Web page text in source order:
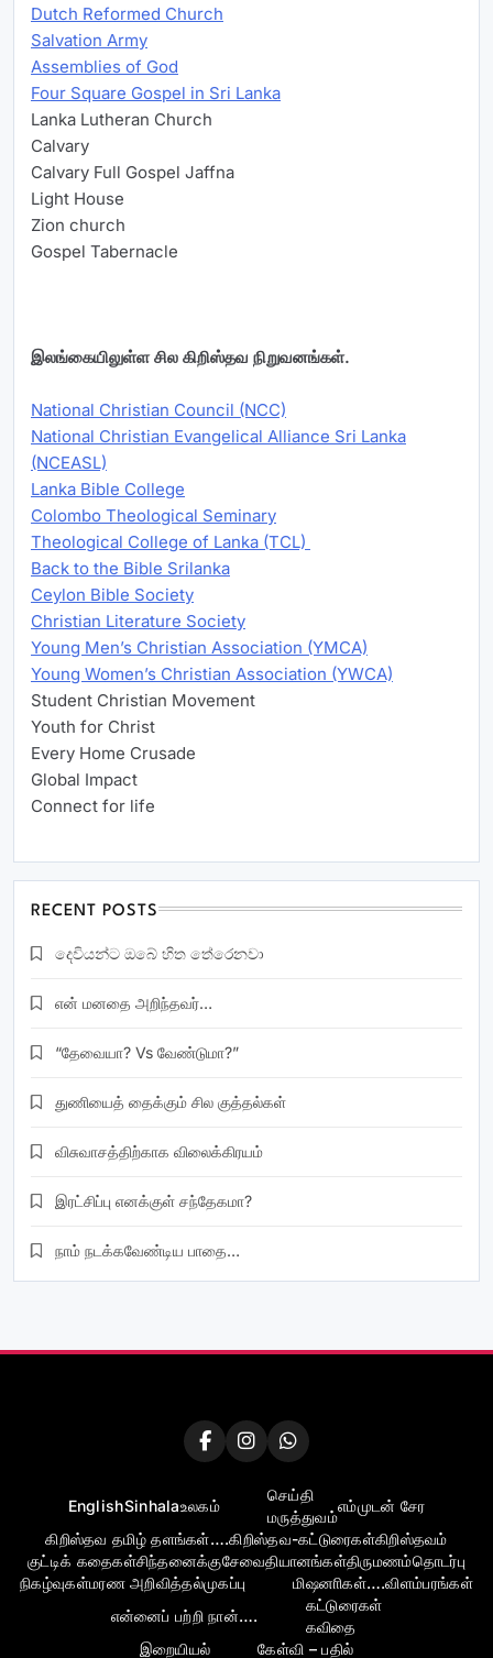
Dutch Reformed Church
Salvation Army
Assemblies of God
Four Square Gospel in Sri Lanka
Lanka Lutheran Church
Calvary
Calvary Full Gospel Jaffna
Light House
Zion church
Gospel Tabernacle
இலங்கையிலுள்ள சில கிறிஸ்தவ நிறுவனங்கள்.
National Christian Council (NCC)
National Christian Evangelical Alliance Sri Lanka
(NCEASL)
Lanka Bible College
Colombo Theological Seminary
Theological College of Lanka (TCL)
Back to the Bible Srilanka
Ceylon Bible Society
Christian Literature Society
Young Men’s Christian Association (YMCA)
Young Women’s Christian Association (YWCA)
Student Christian Movement
Youth for Christ
Every Home Crusade
Global Impact
Connect for life
RECENT POSTS
දෙවියන්ට ඔබේ හිත තේරෙනවා
என் மனதை அறிந்தவர்…
“தேவையா? Vs வேண்டுமா?”
துணியைத் தைக்கும் சில குத்தல்கள்
விசுவாசத்திற்காக விலைக்கிரயம்
இரட்சிப்பு எனக்குள் சந்தேகமா?
நாம் நடக்கவேண்டிய பாதை…
EnglishSinhalaஉலகம்
செய்தி
மருத்துவம்
எம்முடன் சேர
கிறிஸ்தவ தமிழ் தளங்கள்….கிறிஸ்தவ-கட்டுரைகள்கிறிஸ்தவம்
குட்டிக் கதைகள்சிந்தனைக்குசேவைதியானங்கள்திருமணம்தொடர்பு
நிகழ்வுகள்மரண அறிவித்தல்முகப்பு மிஷனாிகள்….விளம்பரங்கள்
என்னைப் பற்றி நான்….
கட்டுரைகள்
கவிதை
இறையியல்
கேள்வி – பதில்